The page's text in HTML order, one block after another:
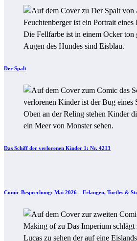
Der Spalt
Das Schiff der verlorenen Kinder 1: Nr. 4213
Comic-Besprechung: Mai 2026 – Erlangen, Turtles &